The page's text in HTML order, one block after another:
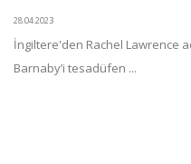
28.04.2023
İngiltere'den Rachel Lawrence
Barnaby’i tesadüfen ...